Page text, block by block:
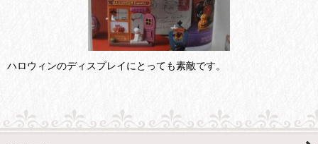
ハロウィンのディスプレイにとっても素敵です。